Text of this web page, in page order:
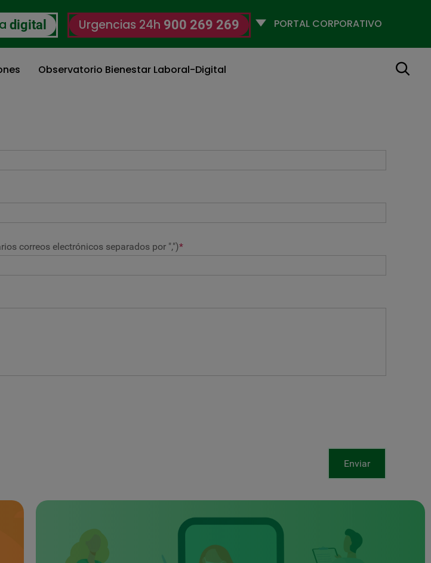
digital Urgencias 24h 900 269 269
Selecciona
Observatorio Bienestar Laboral-Digital Buscar
correos electrónicos separados por ",")*
Enviar